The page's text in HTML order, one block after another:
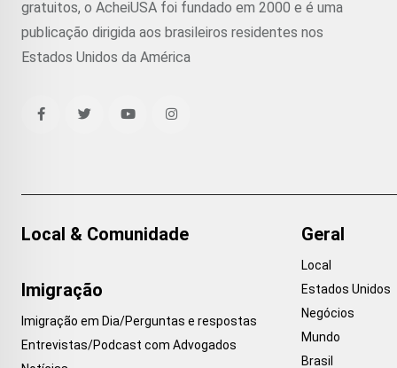
gratuitos, o AcheiUSA foi fundado em 2000 e é uma
publicação dirigida aos brasileiros residentes nos
Estados Unidos da América
Local & Comunidade
Imigração
Imigração em Dia/Perguntas e respostas
Entrevistas/Podcast com Advogados
Geral
Local
Estados Unidos
Negócios
Mundo
Brasil